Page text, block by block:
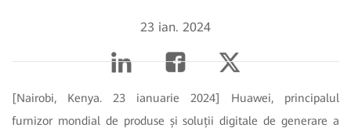
23 ian. 2024
[Nairobi, Kenya. 23 ianuarie 2024] Huawei, principalul
furnizor mondial de produse și soluții digitale de generare a